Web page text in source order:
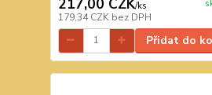
217,00 CZK/ks
179,34 CZK bez DPH
Přidat do